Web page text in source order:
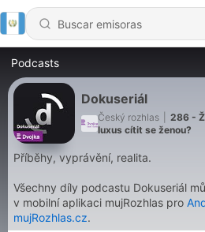
Podcasts
Dokuseriál
Český rozhlas
286 -
luxus cítit se ženou?
Příběhy, vyprávění, realita.
Všechny díly podcastu Dokuseriál
v mobilní aplikaci mujRozhlas pro
mujRozhlas.cz.